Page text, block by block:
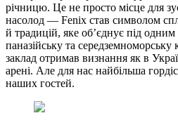
річницю. Це не просто місце для
насолод — Fenix став символом
й традицій, яке об’єднує під
паназійську та середземноморську
заклад отримав визнання як в
арені. Але для нас найбільша
наших гостей.